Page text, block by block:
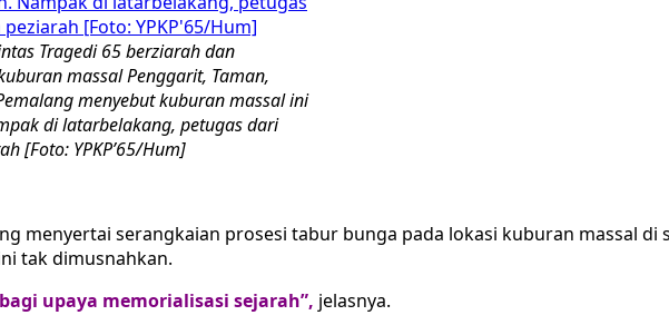
Tragedi 65 berziarah dan
massal Penggarit, Taman,
menyebut kuburan massal ini
di latarbelakang, petugas dari
[Foto: YPKP’65/Hum]
menyertai serangkaian prosesi tabur bunga pada lokasi kuburan massal
tak dimusnahkan.
upaya memorialisasi sejarah”, jelasnya.